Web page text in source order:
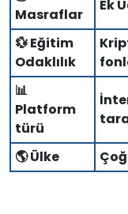
Masraflar
Ek
💱 Eğitim
Odaklılık
📊
Platform
türü
🌎 Ülke